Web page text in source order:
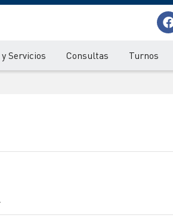
Servicios Consultas Turnos